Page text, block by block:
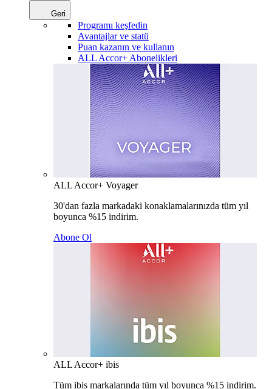
Geri
Programı keşfedin
Avantajlar ve statü
Puan kazanın ve kullanın
ALL Accor+ Abonelikleri
ALL Accor+ Voyager
30'dan fazla markadaki konaklamalarınızda tüm yıl
boyunca %15 indirim.
Abone Ol
ALL Accor+ ibis
Tüm ibis markalarında tüm yıl boyunca %15 indirim.